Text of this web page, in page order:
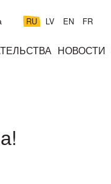
RU LV EN FR
НОВОСТИ